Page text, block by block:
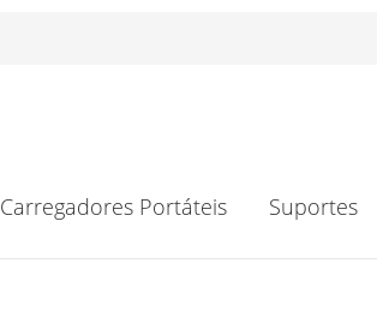
Carregadores Portáteis Suportes